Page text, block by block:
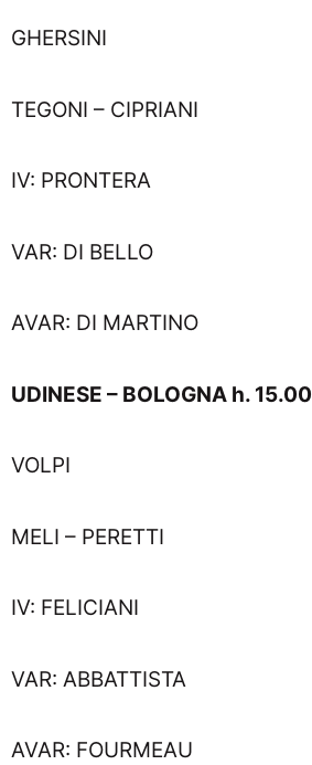
GHERSINI
TEGONI – CIPRIANI
IV: PRONTERA
VAR: DI BELLO
AVAR: DI MARTINO
UDINESE – BOLOGNA h. 15.00
VOLPI
MELI – PERETTI
IV: FELICIANI
VAR: ABBATTISTA
AVAR: FOURMEAU